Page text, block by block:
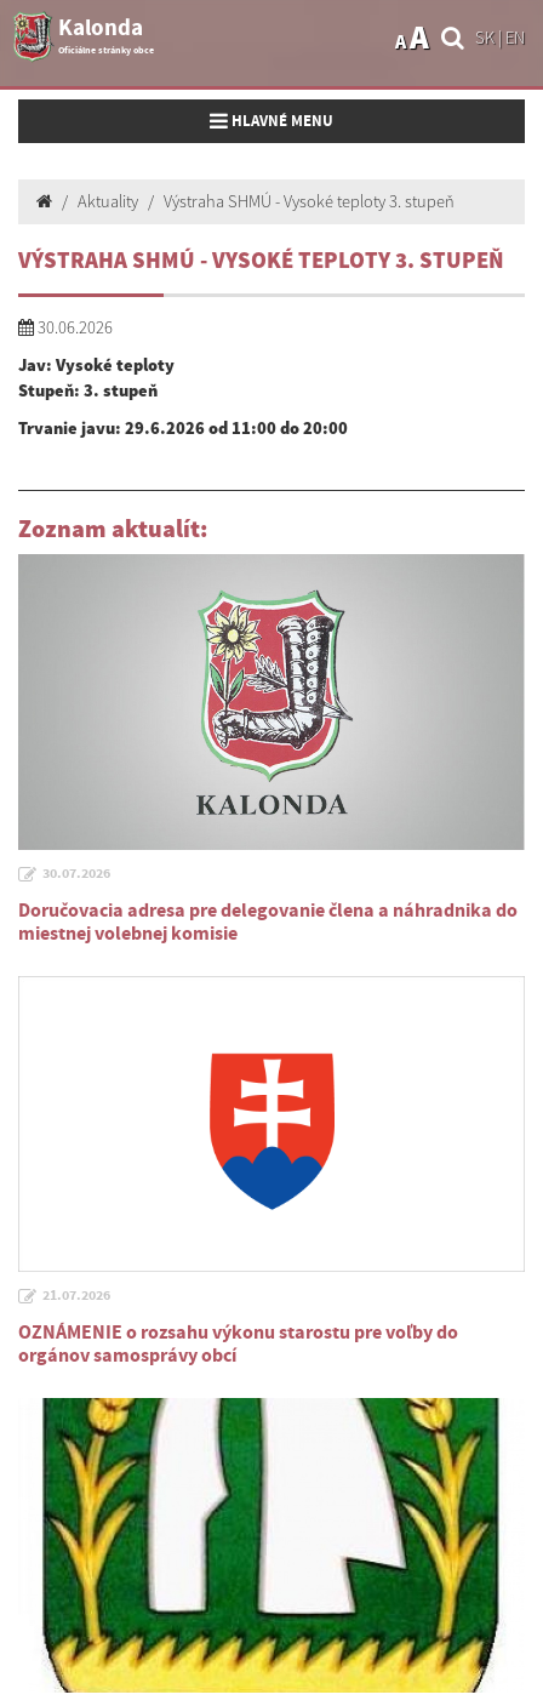
Kalonda
Oficiálne stránky obce
SK| EN
AA
Toggle navigation
HLAVNÉ MENU
Aktuality Výstraha SHMÚ - Vysoké teploty 3. stupeň
VÝSTRAHA SHMÚ - VYSOKÉ TEPLOTY 3. STUPEŇ
30.06.2026
Jav: Vysoké teploty
Stupeň: 3. stupeň
Trvanie javu: 29.6.2026 od 11:00 do 20:00
Zoznam aktualít:
30.07.2026
Doručovacia adresa pre delegovanie člena a náhradnika do
miestnej volebnej komisie
21.07.2026
OZNÁMENIE o rozsahu výkonu starostu pre voľby do
orgánov samosprávy obcí